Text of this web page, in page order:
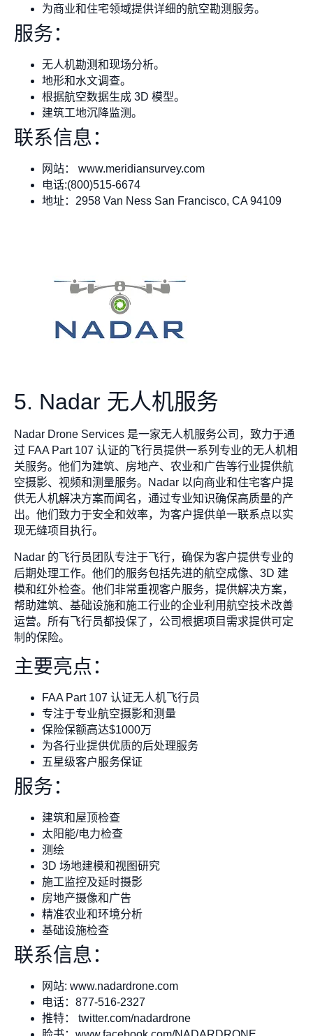
为商业和住宅领域提供详细的航空勘测服务。
服务：
无人机勘测和现场分析。
地形和水文调查。
根据航空数据生成 3D 模型。
建筑工地沉降监测。
联系信息：
网站： www.meridiansurvey.com
电话:(800)515-6674
地址：2958 Van Ness San Francisco, CA 94109
5. Nadar 无人机服务
Nadar Drone Services 是一家无人机服务公司，致力于通
过 FAA Part 107 认证的飞行员提供一系列专业的无人机相
关服务。他们为建筑、房地产、农业和广告等行业提供航
空摄影、视频和测量服务。Nadar 以向商业和住宅客户提
供无人机解决方案而闻名，通过专业知识确保高质量的产
出。他们致力于安全和效率，为客户提供单一联系点以实
现无缝项目执行。
Nadar 的飞行员团队专注于飞行，确保为客户提供专业的
后期处理工作。他们的服务包括先进的航空成像、3D 建
模和红外检查。他们非常重视客户服务，提供解决方案，
帮助建筑、基础设施和施工行业的企业利用航空技术改善
运营。所有飞行员都投保了，公司根据项目需求提供可定
制的保险。
主要亮点：
FAA Part 107 认证无人机飞行员
专注于专业航空摄影和测量
保险保额高达$1000万
为各行业提供优质的后处理服务
五星级客户服务保证
服务：
建筑和屋顶检查
太阳能/电力检查
测绘
3D 场地建模和视图研究
施工监控及延时摄影
房地产摄像和广告
精准农业和环境分析
基础设施检查
联系信息：
网站: www.nadardrone.com
电话：877-516-2327
推特： twitter.com/nadardrone